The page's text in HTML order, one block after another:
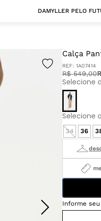
DAMYLLER PELO
Calça
REF: 1A07414
R$ 549,00
34 36